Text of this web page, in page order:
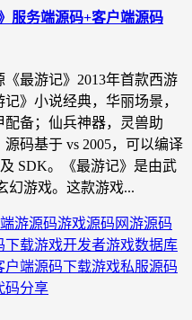
服务端源码+客户端源码
最游记》2013年首款西游
》小说经典，华丽场景，
备；仙兵神器，灵兽助
码基于 vs 2005，可以编译
SDK。《最游记》是由武
幻游戏。这款游戏...
端游源码游戏源码 网游源码
下载游戏开发者游戏数据库
户端源码下载游戏私服源码
码分享